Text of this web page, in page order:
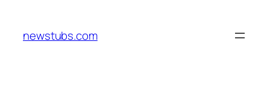
content
newstubs.com